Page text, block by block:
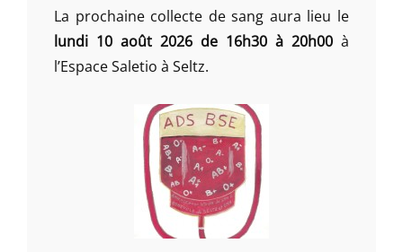
La prochaine collecte de sang aura lieu le
lundi 10 août 2026 de 16h30 à 20h00 à
l’Espace Saletio à Seltz.